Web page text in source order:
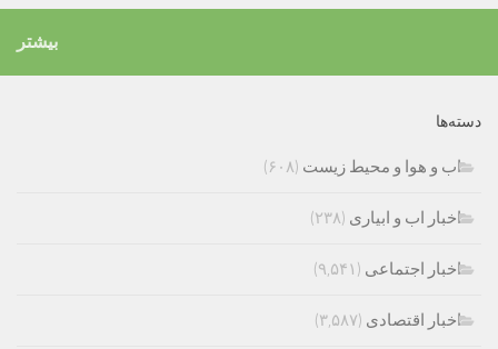
بیشتر
دسته‌ها
اب و هوا و محیط زیست (۶۰۸)
اخبار اب و ابیاری (۲۳۸)
اخبار اجتماعی (۹,۵۴۱)
اخبار اقتصادی (۳,۵۸۷)